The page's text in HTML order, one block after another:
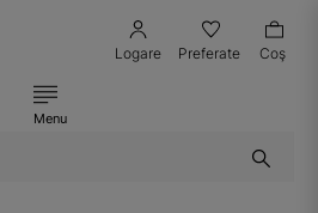
Logare Preferate Coş
Menu